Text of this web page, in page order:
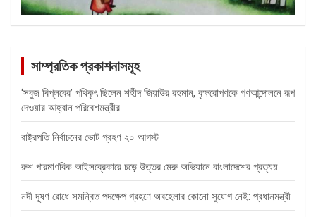
সাম্প্রতিক প্রকাশনাসমূহ
‘সবুজ বিপ্লবের’ পথিকৃৎ ছিলেন শহীদ জিয়াউর রহমান, বৃক্ষরোপণকে গণআন্দোলনে রূপ
দেওয়ার আহ্বান পরিবেশমন্ত্রীর
রাষ্ট্রপতি নির্বাচনের ভোট গ্রহণ ২০ আগস্ট
রুশ পারমাণবিক আইসব্রেকারে চড়ে উত্তর মেরু অভিযানে বাংলাদেশের প্রত্যয়
নদী দূষণ রোধে সমন্বিত পদক্ষেপ গ্রহণে অবহেলার কোনো সুযোগ নেই: প্রধানমন্ত্রী